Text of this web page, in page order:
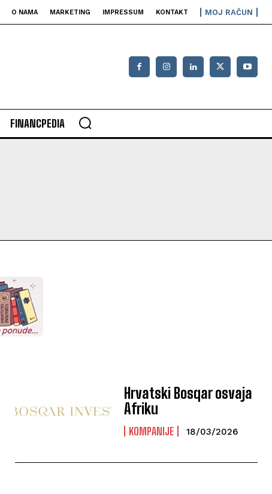
O NAMA MARKETING IMPRESSUM KONTAKT MOJ RAČUN
FINANCPEDIA
Hrvatski Bosqar osvaja
Afriku
KOMPANIJE 18/03/2026